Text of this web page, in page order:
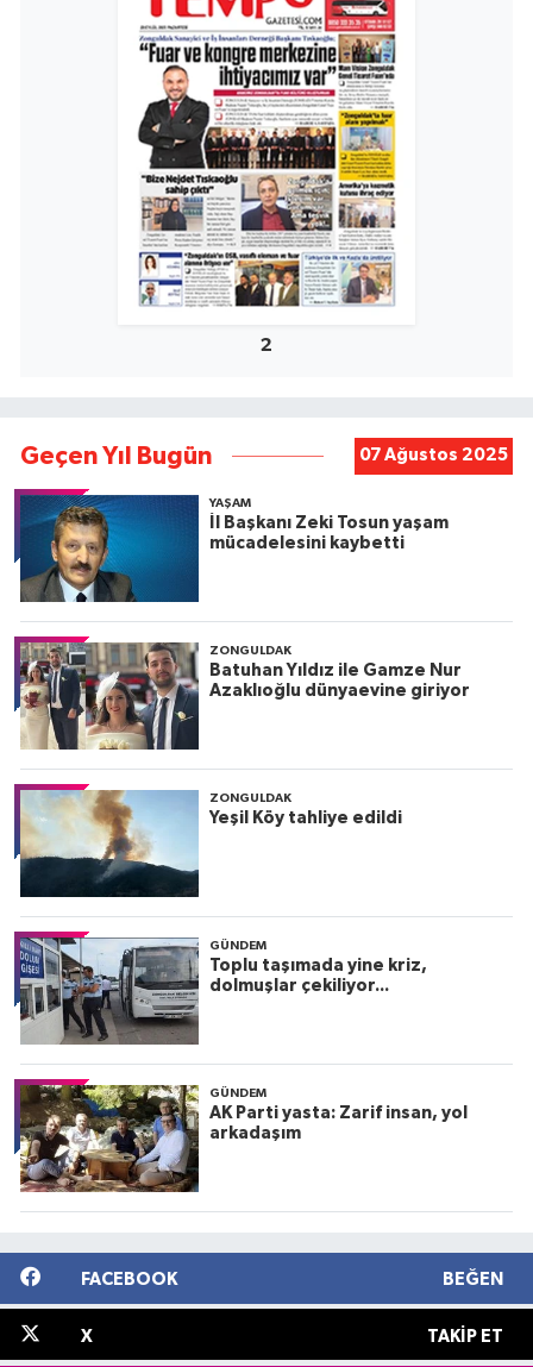
2
Geçen Yıl Bugün 07 Ağustos 2025
YAŞAM
İl Başkanı Zeki Tosun yaşam
mücadelesini kaybetti
ZONGULDAK
Batuhan Yıldız ile Gamze Nur
Azaklıoğlu dünyaevine giriyor
ZONGULDAK
Yeşil Köy tahliye edildi
GÜNDEM
Toplu taşımada yine kriz,
dolmuşlar çekiliyor...
GÜNDEM
AK Parti yasta: Zarif insan, yol
arkadaşım
FACEBOOK BEĞEN
X TAKIP ET